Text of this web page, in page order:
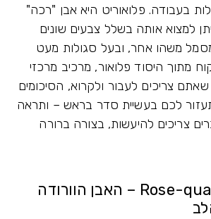
בעבודה. פלואוריט היא אבן "רכה"
למצוא אותה בשלל צבעים שונים
משהו אחר, ובעל סגולות מעט
מתוך היסוד פלואור, מרכיב מרכזי
צריכים לעבור ולקרוא, הסיכומים
לכם בעשיית סדר בראש – ותראה
צריכים להיעשות, בצורה ברורה
(רוז-קוורץ) Rose-quartz – האבן הוורודה